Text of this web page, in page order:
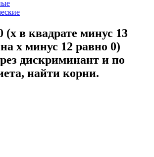
(x в квадрате минус 13
x минус 12 равно 0)
дискриминант и по
найти корни.